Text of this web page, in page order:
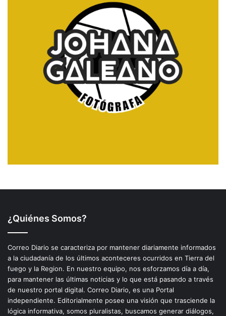
¿Quiénes Somos?
Correo Diario se caracteriza por mantener diariamente informados
a la ciudadanía de los últimos aconteceres ocurridos en Tierra del
fuego y la Region. En nuestro equipo, nos esforzamos día a día,
para mantener las últimas noticias y lo que está pasando a través
de nuestro portal digital. Correo Diario, es una Portal
independiente. Editorialmente posee una visión que trasciende la
lógica informativa, somos pluralistas, buscamos generar diálogos,